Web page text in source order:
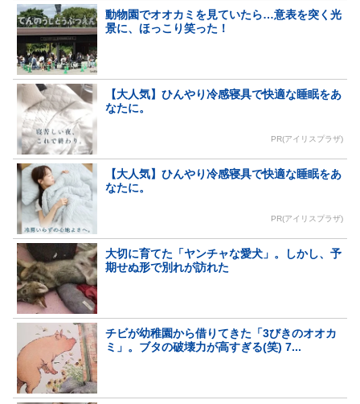
動物園でオオカミを見ていたら…意表を突く光
景に、ほっこり笑った！
【大人気】ひんやり冷感寝具で快適な睡眠をあ
なたに。
PR(アイリスプラザ)
【大人気】ひんやり冷感寝具で快適な睡眠をあ
なたに。
PR(アイリスプラザ)
大切に育てた「ヤンチャな愛犬」。しかし、予
期せぬ形で別れが訪れた
チビが幼稚園から借りてきた「3びきのオオカ
ミ」。ブタの破壊力が高すぎる(笑) 7...